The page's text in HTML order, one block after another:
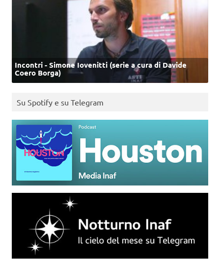
Incontri - Simone Iovenitti (serie a cura di Davide
Coero Borga)
Su Spotify e su Telegram